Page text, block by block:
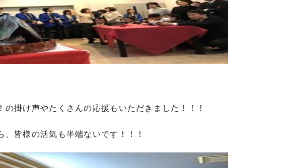
掛け声やたくさんの応援もいただきました！！！
皆様の活気も半端ないです！！！